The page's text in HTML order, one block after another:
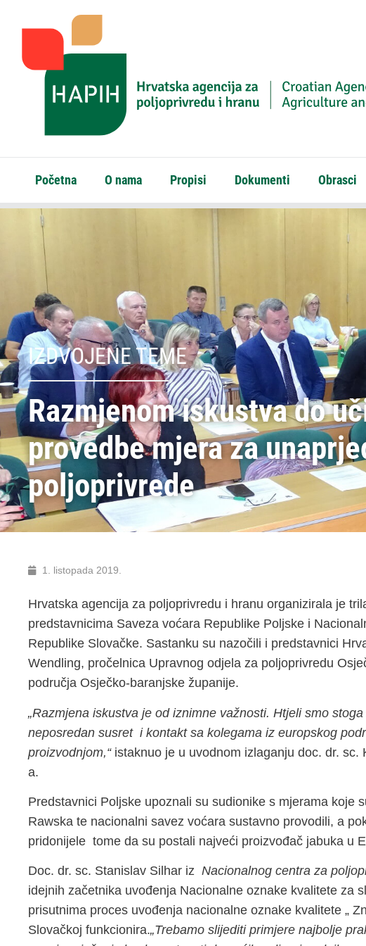
Početna O nama Propisi Dokumenti Obrasci
IZDVOJENE TEME
Razmjenom iskustva do
provedbe mjera za
poljoprivrede
1. listopada 2019.
Hrvatska agencija za poljoprivredu i hranu organizirala je
predstavnicima Saveza voćara Republike Poljske i
Republike Slovačke. Sastanku su nazočili i predstavnici
Wendling, pročelnica Upravnog odjela za poljoprivredu
područja Osječko-baranjske županije.
„Razmjena iskustva je od iznimne važnosti. Htjeli smo
neposredan susret i kontakt sa kolegama iz europskog
proizvodnjom,“ istaknuo je u uvodnom izlaganju doc. dr. sc.
a.
Predstavnici Poljske upoznali su sudionike s mjerama koje
Rawska te nacionalni savez voćara sustavno provodili, a
pridonijele tome da su postali najveći proizvođač jabuka u
Doc. dr. sc. Stanislav Silhar iz Nacionalnog centra za
idejnih začetnika uvođenja Nacionalne oznake kvalitete za
prisutnima proces uvođenja nacionalne oznake kvalitete „
Slovačkoj funkcionira.„Trebamo slijediti primjere najbolje